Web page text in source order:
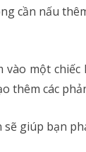
cần nấu
vào một
thêm các
giúp bạn